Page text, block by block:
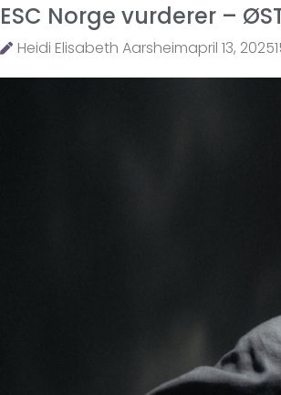
ESC Norge vurderer –
Heidi Elisabeth Aarsheimapril 13, 2025